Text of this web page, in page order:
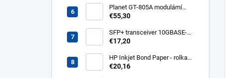
Planet GT-805A modulární
konvertor Gigabit
805A
€55,30
SFP+ transceiver 10GBASE-
SR/SW, multirate, MM, OM3-
850nm VCSEL, LC dup., DMI ,
DELL komp.. SFP-PLUS-SR-
€17,20
HP Inkjet Bond Paper - rolka
24'' Q1396A
€20,16